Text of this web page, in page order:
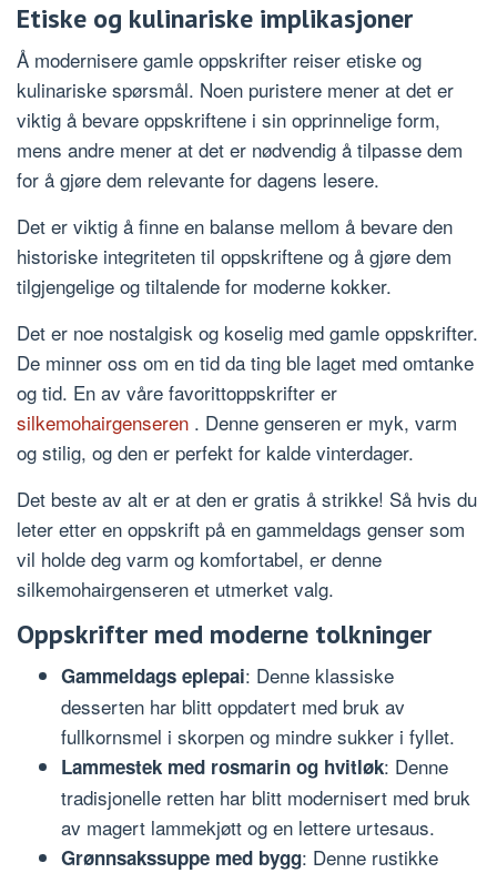
Etiske og kulinariske implikasjoner
Å modernisere gamle oppskrifter reiser etiske og
kulinariske spørsmål. Noen puristere mener at det er
viktig å bevare oppskriftene i sin opprinnelige form,
mens andre mener at det er nødvendig å tilpasse dem
for å gjøre dem relevante for dagens lesere.
Det er viktig å finne en balanse mellom å bevare den
historiske integriteten til oppskriftene og å gjøre dem
tilgjengelige og tiltalende for moderne kokker.
Det er noe nostalgisk og koselig med gamle oppskrifter.
De minner oss om en tid da ting ble laget med omtanke
og tid. En av våre favorittoppskrifter er
silkemohairgenseren . Denne genseren er myk, varm
og stilig, og den er perfekt for kalde vinterdager.
Det beste av alt er at den er gratis å strikke! Så hvis du
leter etter en oppskrift på en gammeldags genser som
vil holde deg varm og komfortabel, er denne
silkemohairgenseren et utmerket valg.
Oppskrifter med moderne tolkninger
Gammeldags eplepai: Denne klassiske
desserten har blitt oppdatert med bruk av
fullkornsmel i skorpen og mindre sukker i fyllet.
Lammestek med rosmarin og hvitløk: Denne
tradisjonelle retten har blitt modernisert med bruk
av magert lammekjøtt og en lettere urtesaus.
Grønnsakssuppe med bygg: Denne rustikke